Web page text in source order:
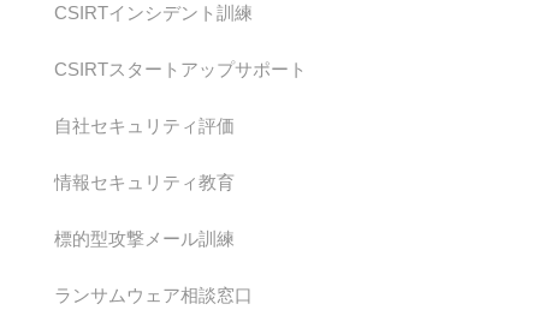
CSIRTインシデント訓練
CSIRTスタートアップサポート
自社セキュリティ評価
情報セキュリティ教育
標的型攻撃メール訓練
ランサムウェア相談窓口